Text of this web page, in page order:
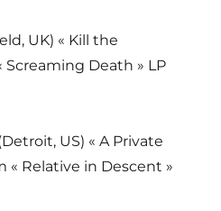
UK) « Kill the
Screaming Death » LP
US) « A Private
« Relative in Descent »